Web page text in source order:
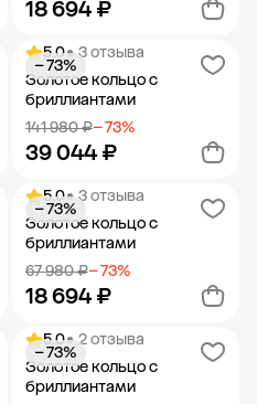
18 694 ₽
Добавить в корзину
5.0• 3 отзыва
Золотое кольцо с
бриллиантами
141 980 ₽− 73%
39 044 ₽
− 73%
Добавить в корзину
5.0• 3 отзыва
Золотое кольцо с
бриллиантами
67 980 ₽− 73%
18 694 ₽
− 73%
Добавить в корзину
5.0• 2 отзыва
Золотое кольцо с
бриллиантами
− 73%